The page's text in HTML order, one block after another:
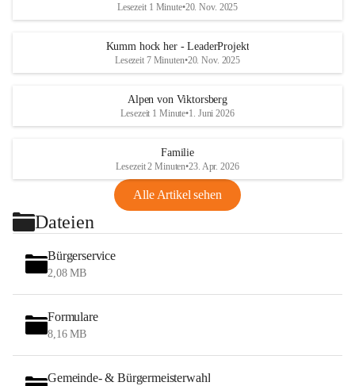
Lesezeit 1 Minute•20. Nov. 2025
Kumm hock her - LeaderProjekt
Lesezeit 7 Minuten•20. Nov. 2025
Alpen von Viktorsberg
Lesezeit 1 Minute•1. Juni 2026
Familie
Lesezeit 2 Minuten•23. Apr. 2026
Alle Artikel sehen
Dateien
Bürgerservice
2,08 MB
Formulare
8,16 MB
Gemeinde- & Bürgermeisterwahl